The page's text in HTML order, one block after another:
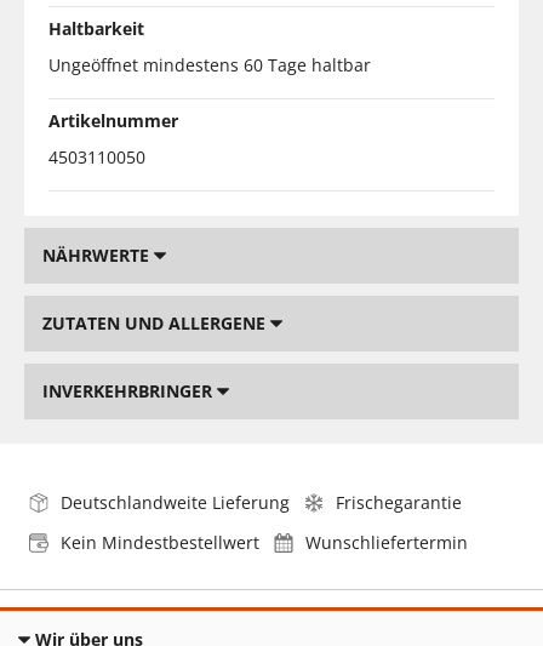
Haltbarkeit
Ungeöffnet mindestens 60 Tage haltbar
Artikelnummer
4503110050
NÄHRWERTE
ZUTATEN UND ALLERGENE
INVERKEHRBRINGER
Deutschlandweite Lieferung
Frischegarantie
Kein Mindestbestellwert
Wunschliefertermin
Wir über uns